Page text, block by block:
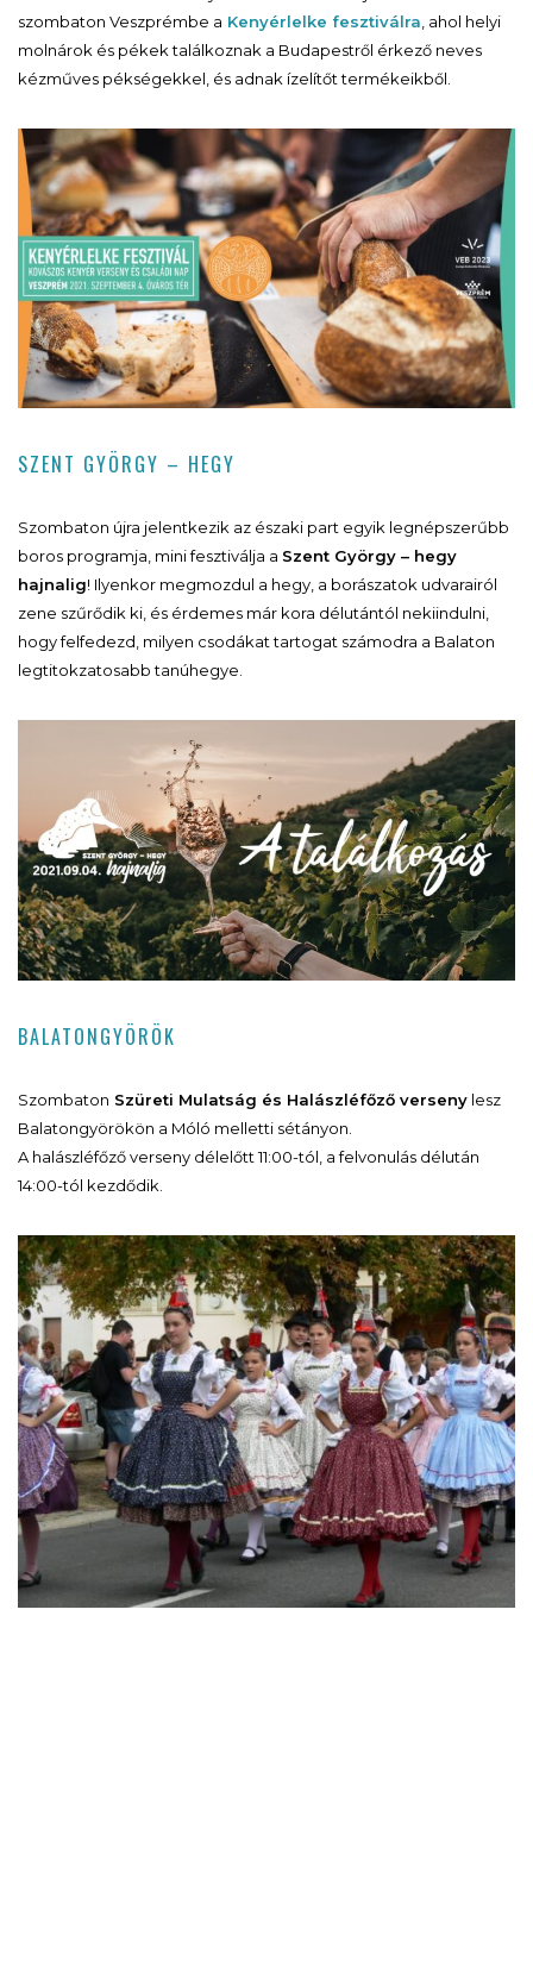
szombaton Veszprémbe a Kenyérlelke fesztiválra , ahol helyi
molnárok és pékek találkoznak a Budapestről érkező neves
kézműves pékségekkel, és adnak ízelítőt termékeikből.
SZENT GYÖRGY – HEGY
Szombaton újra jelentkezik az északi part egyik legnépszerűbb
boros programja, mini fesztiválja a Szent György – hegy
hajnalig! Ilyenkor megmozdul a hegy, a borászatok udvarairól
zene szűrődik ki, és érdemes már kora délutántól nekiindulni,
hogy felfedezd, milyen csodákat tartogat számodra a Balaton
legtitokzatosabb tanúhegye.
BALATONGYÖRÖK
Szombaton Szüreti Mulatság és Halászléfőző verseny lesz
Balatongyörökön a Móló melletti sétányon.
A halászléfőző verseny délelőtt 11:00-tól, a felvonulás délután
14:00-tól kezdődik.